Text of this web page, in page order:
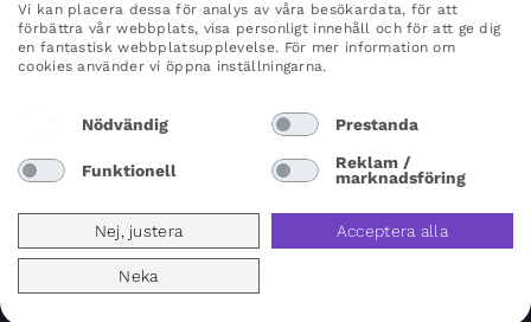
Favoriter
WOO ME
Vi kan placera dessa för analys av våra besökardata, för att
förbättra vår webbplats, visa personligt innehåll och för att ge dig
en fantastisk webbplatsupplevelse. För mer information om
cookies använder vi öppna inställningarna.
Nödvändig Prestanda
Funktionell
Reklam /
marknadsföring
Nej, justera Acceptera alla
Neka